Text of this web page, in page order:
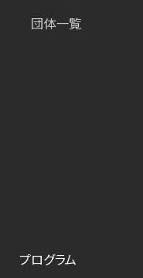
団体一覧
プログラム